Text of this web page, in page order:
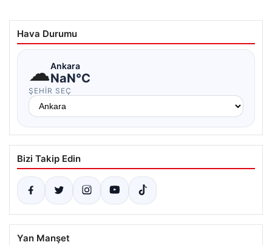
Hava Durumu
☁Ankara
NaN°C
ŞEHIR SEÇ
Bizi Takip Edin
Yan Manşet